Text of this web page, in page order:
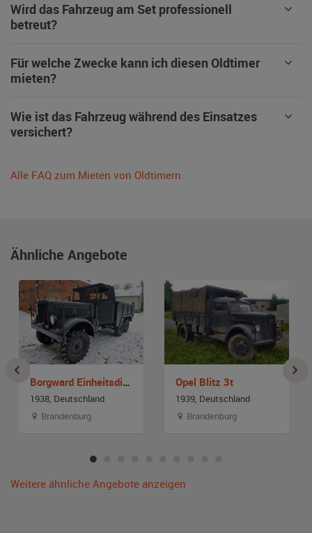
Wird das Fahrzeug am Set professionell
betreut?
Für welche Zwecke kann ich diesen Oldtimer
mieten?
Wie ist das Fahrzeug während des Einsatzes
versichert?
Alle FAQ zum Mieten von Oldtimern
Ähnliche Angebote
Borgward Einheitsdiesel
1938, Deutschland
Brandenburg
Opel Blitz 3t
1939, Deutschland
Brandenburg
Weitere ähnliche Angebote anzeigen